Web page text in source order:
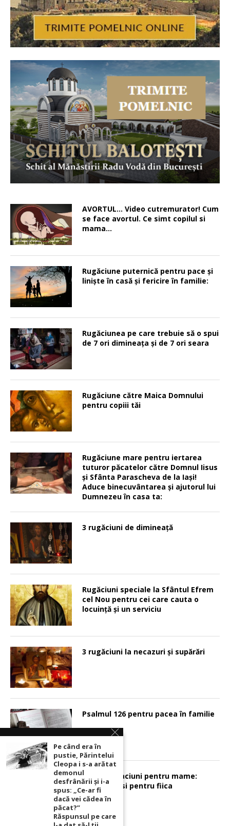
AVORTUL… Video cutremurator! Cum
se face avortul. Ce simt copilul si
mama…
Rugăciune puternică pentru pace şi
linişte în casă şi fericire în familie:
Rugăciunea pe care trebuie să o spui
de 7 ori dimineața și de 7 ori seara
Rugăciune către Maica Domnului
pentru copiii tăi
Rugăciune mare pentru iertarea
tuturor păcatelor către Domnul Iisus
şi Sfânta Parascheva de la Iaşi!
Aduce binecuvântarea şi ajutorul lui
Dumnezeu în casa ta:
3 rugăciuni de dimineață
Rugăciuni speciale la Sfântul Efrem
cel Nou pentru cei care cauta o
locuinţă şi un serviciu
3 rugăciuni la necazuri și supărări
Psalmul 126 pentru pacea în familie
Sunt 2 rugaciuni pentru mame:
pentru fiu si pentru fiica
Pe când era în
pustie, Părintelui
Cleopa i s-a arătat
demonul
desfrânării şi i-a
spus: „Ce-ar fi
dacă vei cădea în
păcat?”
Răspunsul pe care